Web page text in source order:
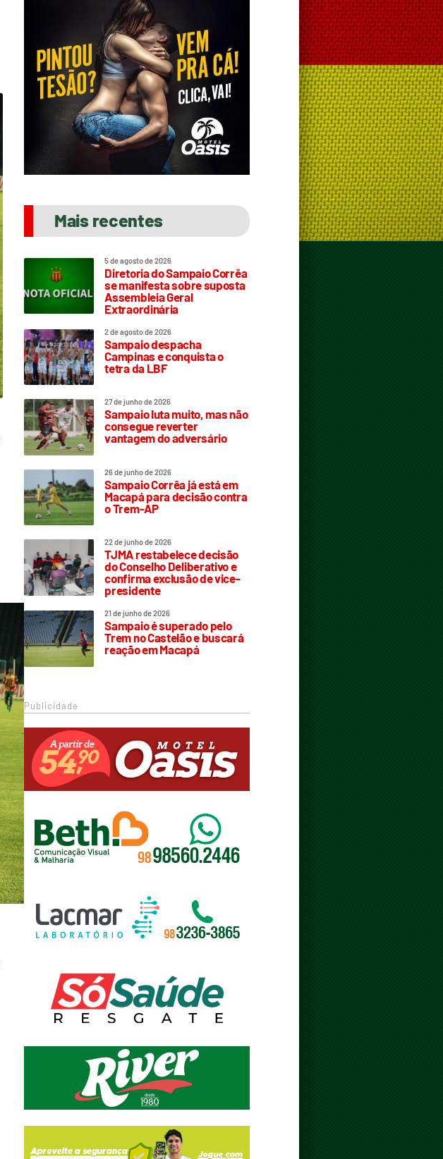
Mais recentes
5 de agosto de 2026
Diretoria do Sampaio Corrêa
se manifesta sobre suposta
Assembleia Geral
Extraordinária
2 de agosto de 2026
Sampaio despacha
Campinas e conquista o
tetra da LBF
27 de junho de 2026
Sampaio luta muito, mas não
consegue reverter
vantagem do adversário
26 de junho de 2026
Sampaio Corrêa já está em
Macapá para decisão contra
o Trem-AP
22 de junho de 2026
TJMA restabelece decisão
do Conselho Deliberativo e
confirma exclusão de vice-
presidente
21 de junho de 2026
Sampaio é superado pelo
Trem no Castelão e buscará
reação em Macapá
Publicidade